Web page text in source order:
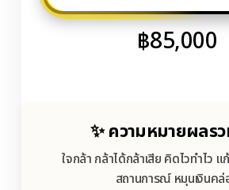
฿85,000
✨ ความหมายผลร
ใจกล้า กล้าได้กล้าเสีย คิดไวทำไว
สถานการณ์ หมุนเงินค